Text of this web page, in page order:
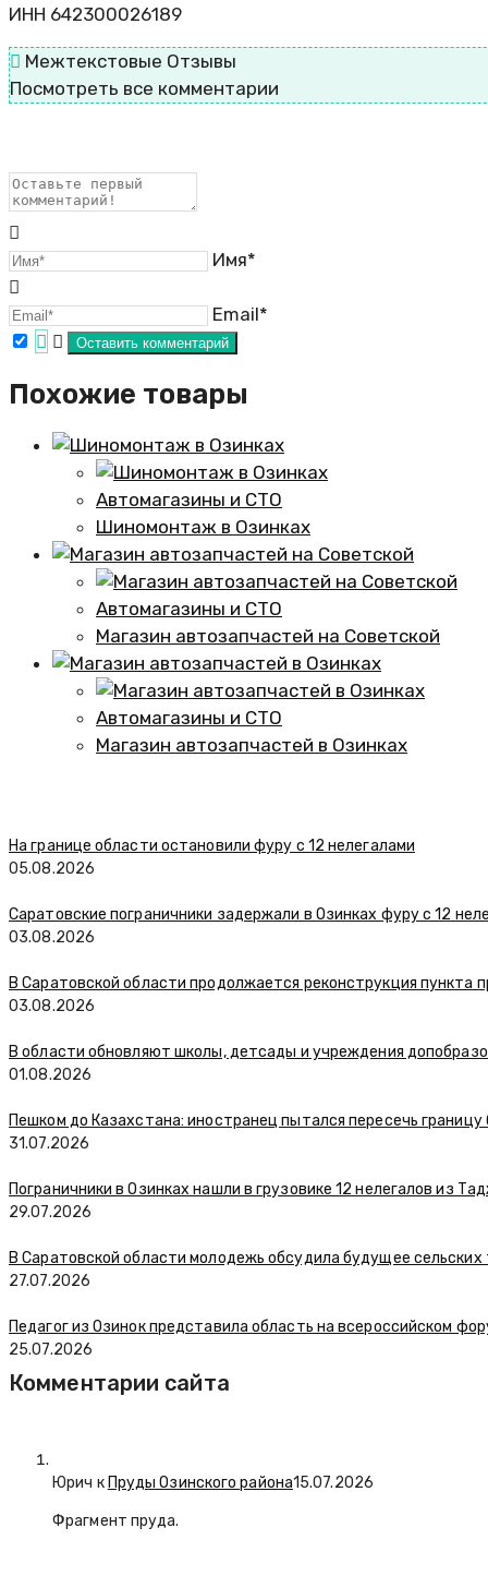
ИНН 642300026189
Межтекстовые Отзывы
Посмотреть все комментарии
Имя*
Email*
Похожие товары
Автомагазины и СТО
Шиномонтаж в Озинках
Автомагазины и СТО
Магазин автозапчастей на Советской
Автомагазины и СТО
Магазин автозапчастей в Озинках
На границе области остановили фуру с 12 нелегалами
05.08.2026
Саратовские пограничники задержали в Озинках фуру с 12
03.08.2026
В Саратовской области продолжается реконструкция пункта
03.08.2026
В области обновляют школы, детсады и учреждения
01.08.2026
Пешком до Казахстана: иностранец пытался пересечь
31.07.2026
Пограничники в Озинках нашли в грузовике 12 нелегалов из
29.07.2026
В Саратовской области молодежь обсудила будущее сельских
27.07.2026
Педагог из Озинок представила область на всероссийском
25.07.2026
Комментарии сайта
Юрич кПруды Озинского района15.07.2026
Фрагмент пруда.